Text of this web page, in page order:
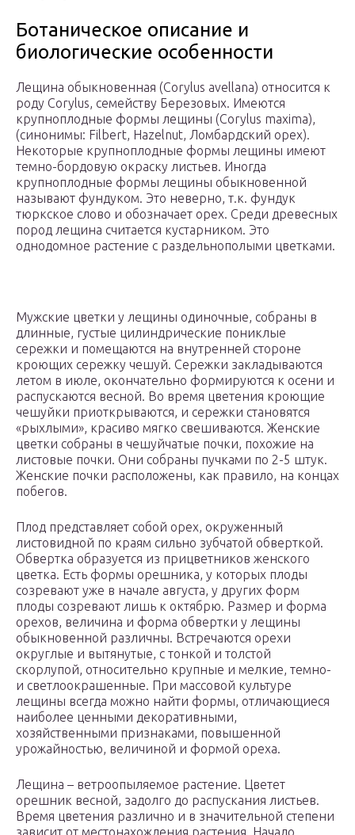
Ботаническое описание и
биологические особенности
Лещина обыкновенная (Corylus avellana) относится к
роду Corylus, семейству Березовых. Имеются
крупноплодные формы лещины (Corylus maxima),
(синонимы: Filbert, Hazelnut, Ломбардский орех).
Некоторые крупноплодные формы лещины имеют
темно-бордовую окраску листьев. Иногда
крупноплодные формы лещины обыкновенной
называют фундуком. Это неверно, т.к. фундук
тюркское слово и обозначает орех. Среди древесных
пород лещина считается кустарником. Это
однодомное растение с раздельнополыми цветками.
Мужские цветки у лещины одиночные, собраны в
длинные, густые цилиндрические пониклые
сережки и помещаются на внутренней стороне
кроющих сережку чешуй. Сережки закладываются
летом в июле, окончательно формируются к осени и
распускаются весной. Во время цветения кроющие
чешуйки приоткрываются, и сережки становятся
«рыхлыми», красиво мягко свешиваются. Женские
цветки собраны в чешуйчатые почки, похожие на
листовые почки. Они собраны пучками по 2-5 штук.
Женские почки расположены, как правило, на концах
побегов.
Плод представляет собой орех, окруженный
листовидной по краям сильно зубчатой обверткой.
Обвертка образуется из прицветников женского
цветка. Есть формы орешника, у которых плоды
созревают уже в начале августа, у других форм
плоды созревают лишь к октябрю. Размер и форма
орехов, величина и форма обвертки у лещины
обыкновенной различны. Встречаются орехи
округлые и вытянутые, с тонкой и толстой
скорлупой, относительно крупные и мелкие, темно-
и светлоокрашенные. При массовой культуре
лещины всегда можно найти формы, отличающиеся
наиболее ценными декоративными,
хозяйственными признаками, повышенной
урожайностью, величиной и формой ореха.
Лещина – ветроопыляемое растение. Цветет
орешник весной, задолго до распускания листьев.
Время цветения различно и в значительной степени
зависит от местонахождения растения. Начало